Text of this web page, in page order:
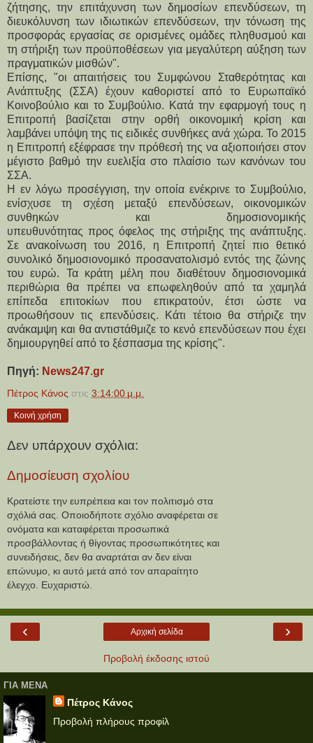
ζήτησης, την επιτάχυνση των δημοσίων επενδύσεων, τη
διευκόλυνση των ιδιωτικών επενδύσεων, την τόνωση της
προσφοράς εργασίας σε ορισμένες ομάδες πληθυσμού και
τη στήριξη των προϋποθέσεων για μεγαλύτερη αύξηση των
πραγματικών μισθών".
Επίσης, "οι απαιτήσεις του Συμφώνου Σταθερότητας και
Ανάπτυξης (ΣΣΑ) έχουν καθοριστεί από το Ευρωπαϊκό
Κοινοβούλιο και το Συμβούλιο. Κατά την εφαρμογή τους η
Επιτροπή βασίζεται στην ορθή οικονομική κρίση και
λαμβάνει υπόψη της τις ειδικές συνθήκες ανά χώρα. Το 2015
η Επιτροπή εξέφρασε την πρόθεσή της να αξιοποιήσει στον
μέγιστο βαθμό την ευελιξία στο πλαίσιο των κανόνων του
ΣΣΑ.
Η εν λόγω προσέγγιση, την οποία ενέκρινε το Συμβούλιο,
ενίσχυσε τη σχέση μεταξύ επενδύσεων, οικονομικών
συνθηκών και δημοσιονομικής
υπευθυνότητας προς όφελος της στήριξης της ανάπτυξης.
Σε ανακοίνωση του 2016, η Επιτροπή ζητεί πιο θετικό
συνολικό δημοσιονομικό προσανατολισμό εντός της ζώνης
του ευρώ. Τα κράτη μέλη που διαθέτουν δημοσιονομικά
περιθώρια θα πρέπει να επωφεληθούν από τα χαμηλά
επίπεδα επιτοκίων που επικρατούν, έτσι ώστε να
προωθήσουν τις επενδύσεις. Κάτι τέτοιο θα στήριζε την
ανάκαμψη και θα αντιστάθμιζε το κενό επενδύσεων που έχει
δημιουργηθεί από το ξέσπασμα της κρίσης".
Πηγή: News247.gr
Πέτρος Κάνος στις 3:14:00 μ.μ.
Κοινή χρήση
Δεν υπάρχουν σχόλια:
Δημοσίευση σχολίου
Κρατείστε την ευπρέπεια και τον πολιτισμό στα
σχόλιά σας. Οποιοδήποτε σχόλιο αναφέρεται σε
ονόματα και καταφέρεται προσωπικά
προσβάλλοντας ή θίγοντας προσωπικότητες και
συνειδήσεις, δεν θα αναρτάται αν δεν είναι
επώνυμο, κι αυτό μετά από τον απαραίτητο
έλεγχο. Ευχαριστώ.
‹ ›
Αρχική σελίδα
Προβολή έκδοσης ιστού
ΓΙΑ ΜΕΝΑ
Πέτρος Κάνος
Προβολή πλήρους προφίλ